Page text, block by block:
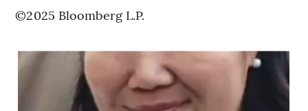
©2025 Bloomberg L.P.